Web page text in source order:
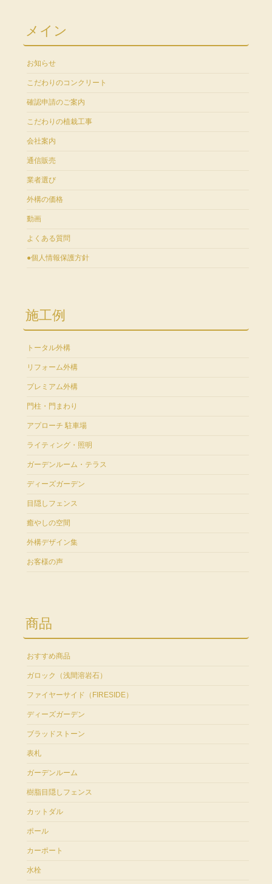
メイン
お知らせ
こだわりのコンクリート
確認申請のご案内
こだわりの植栽工事
会社案内
通信販売
業者選び
外構の価格
動画
よくある質問
●個人情報保護方針
施工例
トータル外構
リフォーム外構
プレミアム外構
門柱・門まわり
アプローチ 駐車場
ライティング・照明
ガーデンルーム・テラス
ディーズガーデン
目隠しフェンス
癒やしの空間
外構デザイン集
お客様の声
商品
おすすめ商品
ガロック（浅間溶岩石）
ファイヤーサイド（FIRESIDE）
ディーズガーデン
ブラッドストーン
表札
ガーデンルーム
樹脂目隠しフェンス
カットダル
ポール
カーポート
水栓